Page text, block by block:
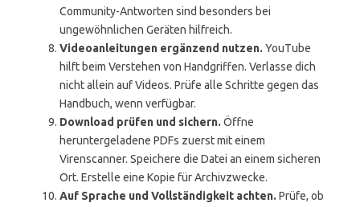
Community-Antworten sind besonders bei
ungewöhnlichen Geräten hilfreich.
Videoanleitungen ergänzend nutzen. YouTube
hilft beim Verstehen von Handgriffen. Verlasse dich
nicht allein auf Videos. Prüfe alle Schritte gegen das
Handbuch, wenn verfügbar.
Download prüfen und sichern. Öffne
heruntergeladene PDFs zuerst mit einem
Virenscanner. Speichere die Datei an einem sicheren
Ort. Erstelle eine Kopie für Archivzwecke.
Auf Sprache und Vollständigkeit achten. Prüfe, ob